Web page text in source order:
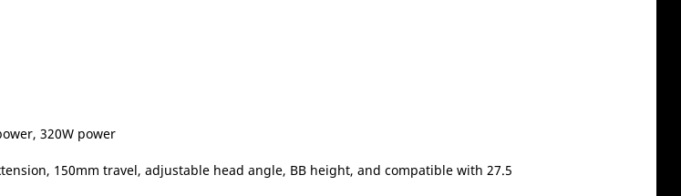
320W power
150mm travel, adjustable head angle, BB height, and compatible with 27.5